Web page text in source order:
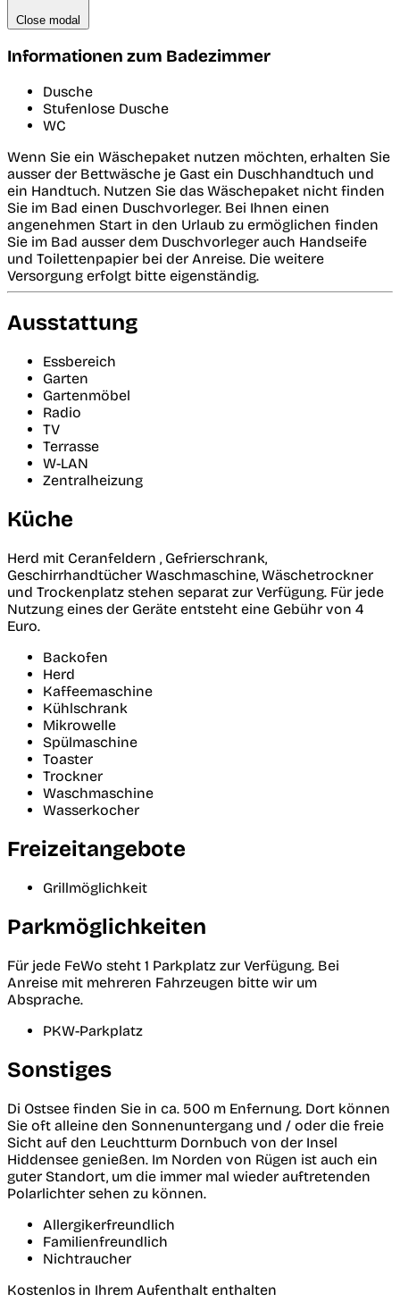
Close modal
Informationen zum Badezimmer
Dusche
Stufenlose Dusche
WC
Wenn Sie ein Wäschepaket nutzen möchten, erhalten Sie
ausser der Bettwäsche je Gast ein Duschhandtuch und
ein Handtuch. Nutzen Sie das Wäschepaket nicht finden
Sie im Bad einen Duschvorleger. Bei Ihnen einen
angenehmen Start in den Urlaub zu ermöglichen finden
Sie im Bad ausser dem Duschvorleger auch Handseife
und Toilettenpapier bei der Anreise. Die weitere
Versorgung erfolgt bitte eigenständig.
Ausstattung
Essbereich
Garten
Gartenmöbel
Radio
TV
Terrasse
W-LAN
Zentralheizung
Küche
Herd mit Ceranfeldern , Gefrierschrank,
Geschirrhandtücher Waschmaschine, Wäschetrockner
und Trockenplatz stehen separat zur Verfügung. Für jede
Nutzung eines der Geräte entsteht eine Gebühr von 4
Euro.
Backofen
Herd
Kaffeemaschine
Kühlschrank
Mikrowelle
Spülmaschine
Toaster
Trockner
Waschmaschine
Wasserkocher
Freizeitangebote
Grillmöglichkeit
Parkmöglichkeiten
Für jede FeWo steht 1 Parkplatz zur Verfügung. Bei
Anreise mit mehreren Fahrzeugen bitte wir um
Absprache.
PKW-Parkplatz
Sonstiges
Di Ostsee finden Sie in ca. 500 m Enfernung. Dort können
Sie oft alleine den Sonnenuntergang und / oder die freie
Sicht auf den Leuchtturm Dornbuch von der Insel
Hiddensee genießen. Im Norden von Rügen ist auch ein
guter Standort, um die immer mal wieder auftretenden
Polarlichter sehen zu können.
Allergikerfreundlich
Familienfreundlich
Nichtraucher
Kostenlos in Ihrem Aufenthalt enthalten